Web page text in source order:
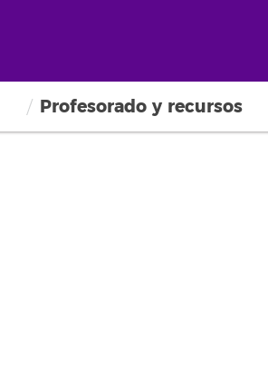
Profesorado y recursos